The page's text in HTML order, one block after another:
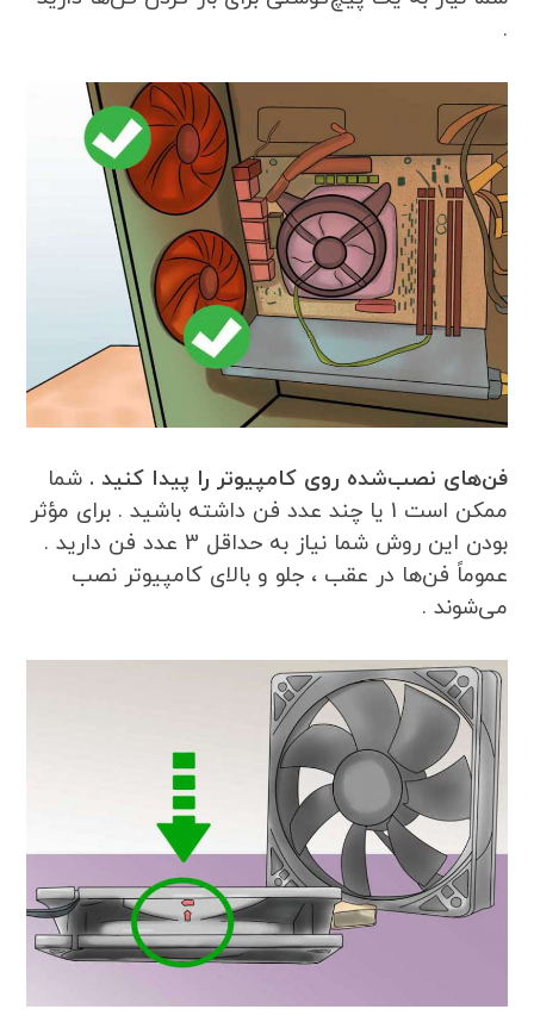
.
فن‌های نصب‌شده روی کامپیوتر را پیدا کنید . شما
ممکن است 1 یا چند عدد فن داشته باشید . برای مؤثر
بودن این روش شما نیاز به حداقل 3 عدد فن دارید .
عموماً فن‌ها در عقب ، جلو و بالای کامپیوتر نصب
می‌شوند .